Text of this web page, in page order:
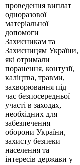
проведення виплат
одноразової
матеріальної
допомоги
Захисникам та
Захисницям України,
які отримали
поранення, контузії,
каліцтва, травми,
захворювання під
час безпосередньої
участі в заходах,
необхідних для
забезпечення
оборони України,
захисту безпеки
населення та
інтересів держави у